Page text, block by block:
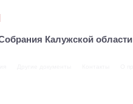
Калужской